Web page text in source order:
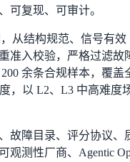
可复现、可审计。
从结构规范、信号有效
准入校验，严格过滤故
余条合规样本，覆盖
，以 L2、L3 中高难度
故障目录、评分协议、
观测性厂商、Agentic